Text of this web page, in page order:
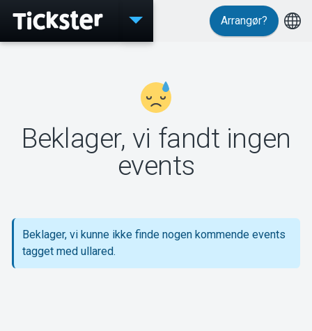
Events
MyTickster
Support
Arrangør?
Beklager, vi fandt ingen
events
Beklager, vi kunne ikke finde nogen kommende events
tagget med ullared.